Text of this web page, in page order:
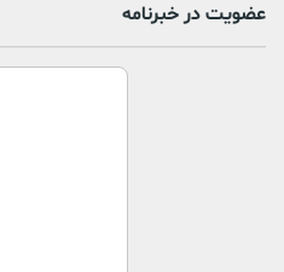
عضویت در خبرنامه